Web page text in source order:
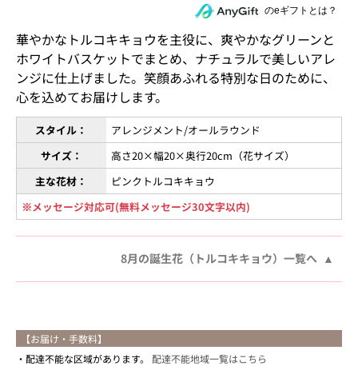
住所を知らない相手にeギフトで贈るのeギフトとは？
華やかなトルコキキョウを主役に、爽やかなグリーンと
ホワイトバスケットでまとめ、ナチュラルで美しいアレ
ンジに仕上げました。笑顔あふれる特別な日のために、
心を込めてお届けします。
スタイル：
アレンジメント/オールラウンド
サイズ：
高さ20×幅20×奥行20cm（花サイズ）
主な花材：
ピンクトルコキキョウ
※メッセージ対応可(無料メッセージ30文字以内)
8月の誕生花（トルコキキョウ）一覧へ
【お届け・手数料】
配達不能な区域があります。 配達不能地域一覧はこちら